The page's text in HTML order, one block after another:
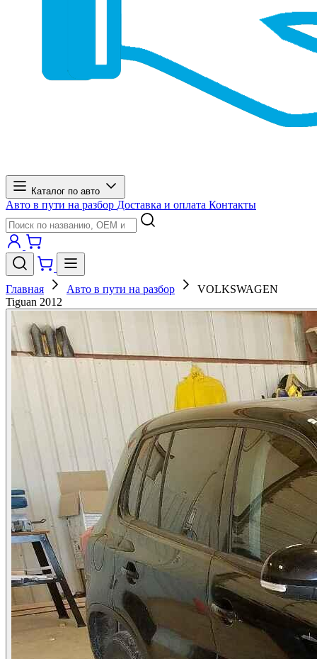
Каталог по авто
Авто в пути на разбор Доставка и оплата Контакты
Главная Авто в пути на разбор
VOLKSWAGEN
Tiguan 2012